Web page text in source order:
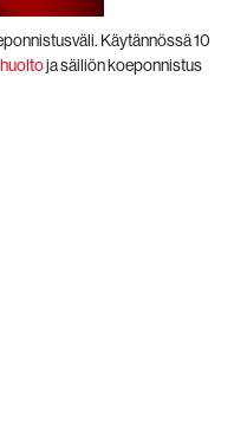
Käytännössä 10
ja säiliön koeponnistus